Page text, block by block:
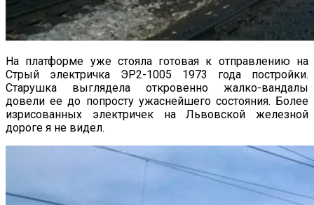
На платформе уже стояла готовая к отправлению на
Стрый электричка ЭР2-1005 1973 года постройки.
Старушка выглядела откровенно жалко-вандалы
довели ее до попросту ужаснейшего состояния. Более
изрисованных электричек на Львовской железной
дороге я не видел.